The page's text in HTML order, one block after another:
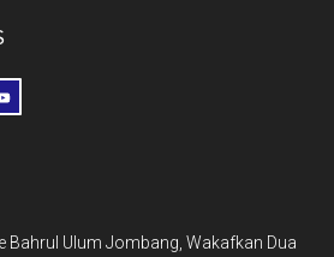
Bahrul Ulum Jombang, Wakafkan Dua